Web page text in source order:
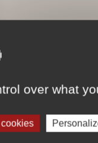
France
pouvez consulter
de famille
consulter cette
over what